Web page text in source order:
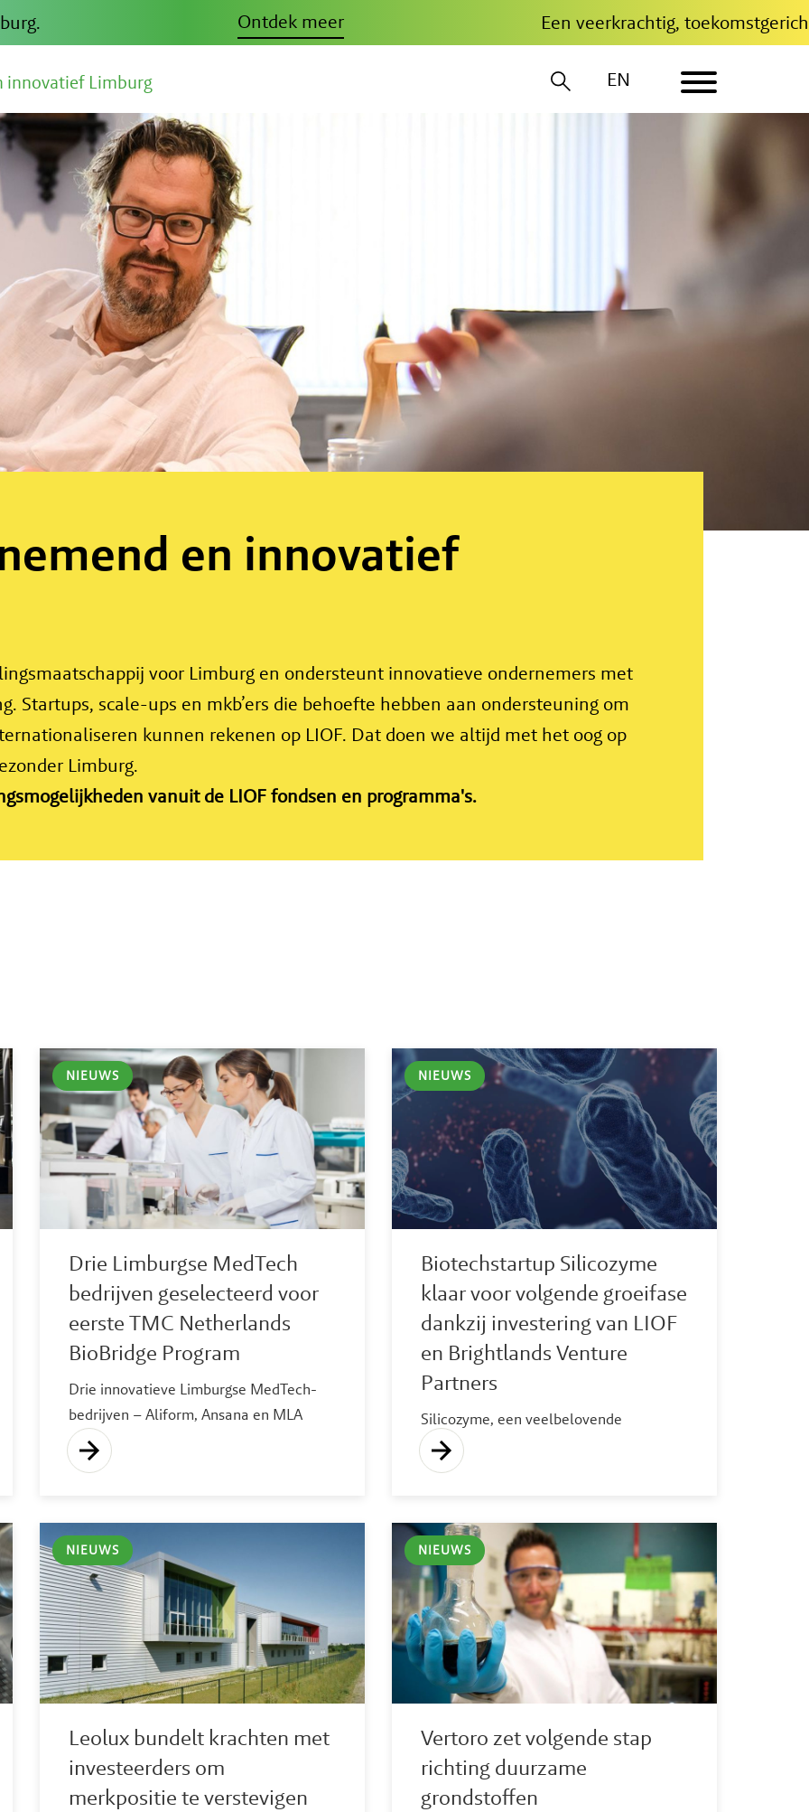
Ontdek meer Een veerkrachtig,
innovatief Limburg EN
en innovatief
voor Limburg en ondersteunt innovatieve ondernemers met
Startups, scale-ups en mkb’ers die behoefte hebben aan ondersteuning om
kunnen rekenen op LIOF. Dat doen we altijd met het oog op
Limburg.
vanuit de LIOF fondsen en programma's.
NIEUWS
Drie Limburgse MedTech
bedrijven geselecteerd voor
eerste TMC Netherlands
BioBridge Program
Drie innovatieve Limburgse MedTech-
bedrijven – Aliform, Ansana en MLA
Diagnostics – zijn geselecteerd voor het
eerste TMC Netherlands BioBridge
Texas Medical Center (TMC) in Houston,
het grootste medische ecosysteem ter
wereld. Hier werken zij de komende
maanden aan het versnellen van hun
entree op de Amerikaanse markt.
NIEUWS
Biotechstartup Silicozyme
klaar voor volgende groeifase
dankzij investering van LIOF
en Brightlands Venture
Partners
Silicozyme, een veelbelovende
biotechstartup op Brightlands Chemelot
Campus, zet een belangrijke stap richting
van Brightlands Venture Partners (BVP)
en het Limburg Startup Capital Fund
(LSCF), beheerd door LIOF, kan het
bedrijf zijn innovatieve technologie voor
efficiëntere eiwitproductie versneld naar
de markt brengen. Daarmee versterkt
Silicozyme niet alleen zijn eigen
groeipad, maar ook de positie van
biotechnologie.
NIEUWS
Leolux bundelt krachten met
investeerders om
merkpositie te verstevigen
NIEUWS
Vertoro zet volgende stap
richting duurzame
grondstoffen